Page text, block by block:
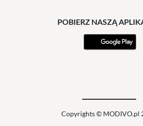
POBIERZ NASZĄ
Copyrights © MODIVO.pl